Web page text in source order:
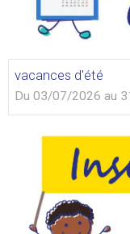
vacances d'été
Du 03/07/2026 au